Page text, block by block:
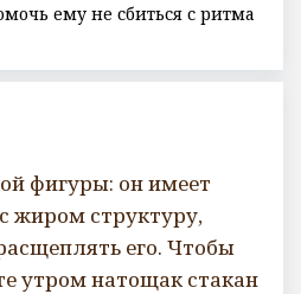
ему не сбиться с ритма
фигуры: он имеет
жиром структуру,
его. Чтобы
утром натощак стакан